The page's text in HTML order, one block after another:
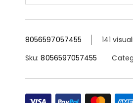
8056597057455 141
Sku: 8056597057455